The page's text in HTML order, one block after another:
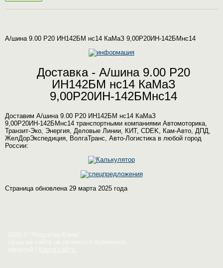
А/шина 9.00 Р20 ИН142БМ нс14 КаМаЗ 9,00Р20ИН-142БМнс14
Доставка - А/шина 9.00 Р20
ИН142БМ нс14 КаМаЗ
9,00Р20ИН-142БМнс14
Доставим А/шина 9.00 Р20 ИН142БМ нс14 КаМаЗ
9,00Р20ИН-142БМнс14 транспортными компаниями Автомоторика,
Транзит-Эко, Энергия, Деловые Линии, КИТ, CDEK, Кам-Авто, ДПД,
ЖелДорЭкспедиция, ВолгаТранс, Авто-Логистика в любой город
России:
Страница обновлена 29 марта 2025 года